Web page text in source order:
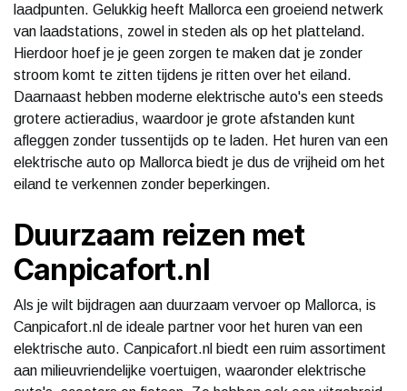
laadpunten. Gelukkig heeft Mallorca een groeiend netwerk
van laadstations, zowel in steden als op het platteland.
Hierdoor hoef je je geen zorgen te maken dat je zonder
stroom komt te zitten tijdens je ritten over het eiland.
Daarnaast hebben moderne elektrische auto's een steeds
grotere actieradius, waardoor je grote afstanden kunt
afleggen zonder tussentijds op te laden. Het huren van een
elektrische auto op Mallorca biedt je dus de vrijheid om het
eiland te verkennen zonder beperkingen.
Duurzaam reizen met
Canpicafort.nl
Als je wilt bijdragen aan duurzaam vervoer op Mallorca, is
Canpicafort.nl de ideale partner voor het huren van een
elektrische auto. Canpicafort.nl biedt een ruim assortiment
aan milieuvriendelijke voertuigen, waaronder elektrische